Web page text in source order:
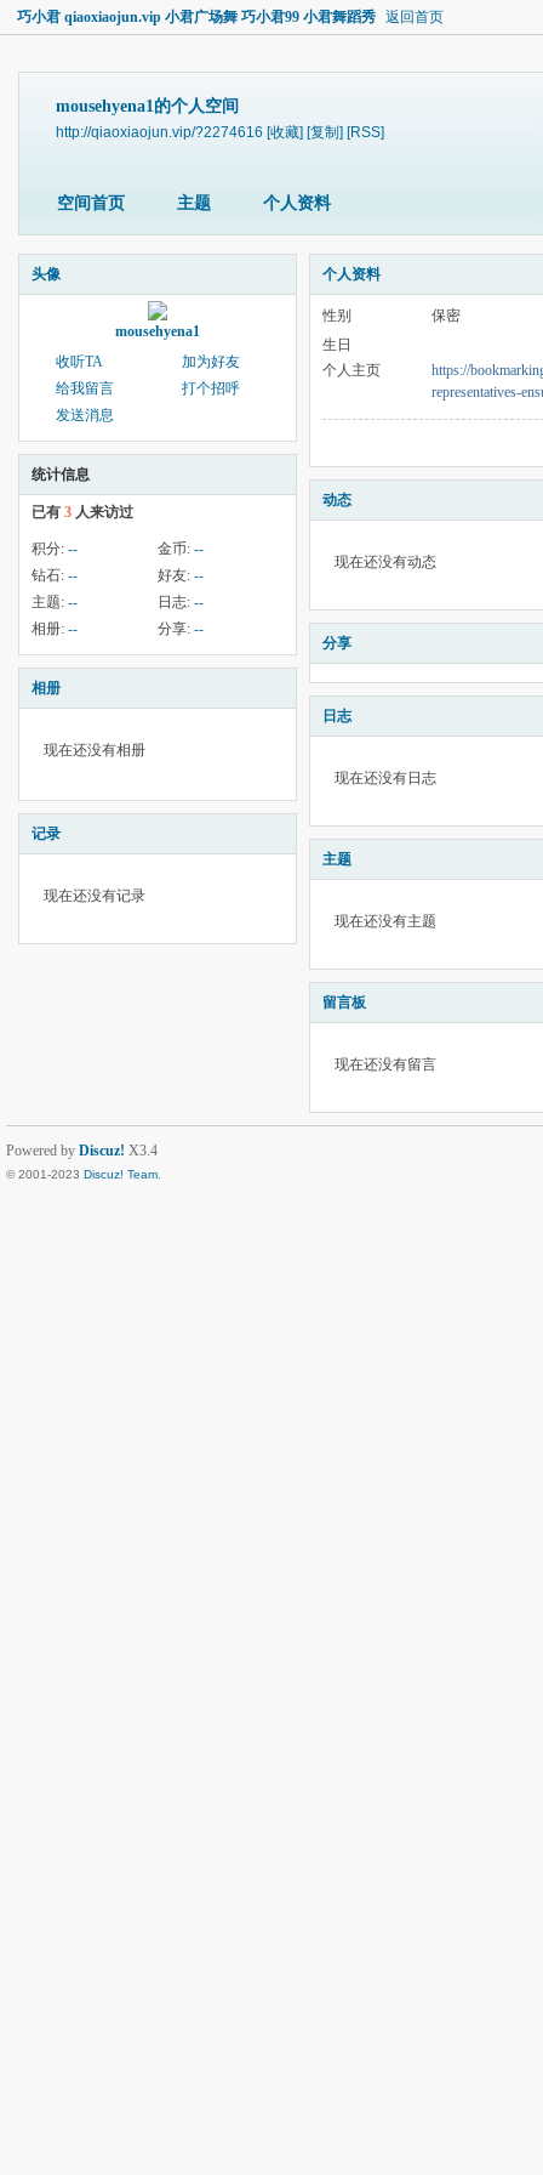
巧小君 qiaoxiaojun.vip 小君广场舞 巧小君99 小君舞蹈秀 返回首页
mousehyena1的个人空间
http://qiaoxiaojun.vip/?2274616 [收藏] [复制] [RSS]
空间首页 主题 个人资料
头像
mousehyena1
收听TA
加为好友
给我留言
打个招呼
发送消息
统计信息
已有 3 人来访过
积分: -- 金币: --
钻石: -- 好友: --
主题: -- 日志: --
相册: -- 分享: --
相册
现在还没有相册
记录
现在还没有记录
个人资料
性别
保密
生日
个人主页
https://
representatives-
动态
现在还没有动态
分享
日志
现在还没有日志
主题
现在还没有主题
留言板
现在还没有留言
Powered by Discuz! X3.4
© 2001-2023 Discuz! Team